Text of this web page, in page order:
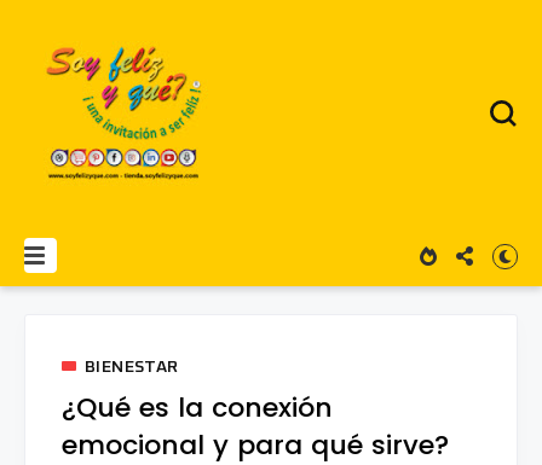
BIENESTAR
¿Qué es la conexión
emocional y para qué sirve?